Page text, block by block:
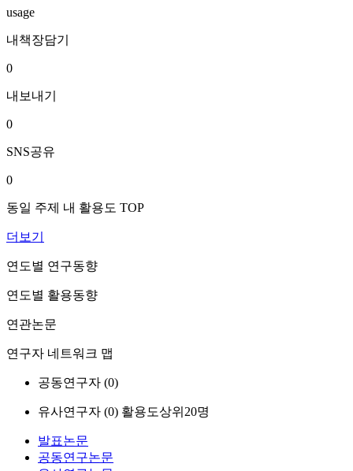
usage
내책장담기
0
내보내기
0
SNS공유
0
동일 주제 내 활용도 TOP
더보기
연도별 연구동향
연도별 활용동향
연관논문
연구자 네트워크 맵
공동연구자 (0)
유사연구자 (0) 활용도상위20명
발표논문
공동연구논문